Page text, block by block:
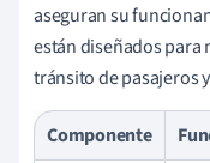
aseguran su
están diseñados para
tránsito de pasajeros
Componente